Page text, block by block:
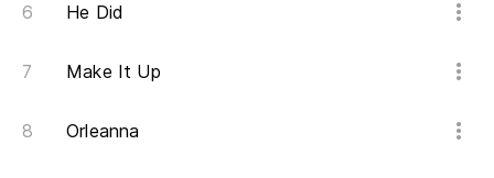
He Did
Make It Up
Orleanna